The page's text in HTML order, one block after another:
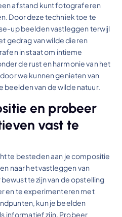
afstand kunt fotograferen
Door deze techniek toe te
up beelden vastleggen terwijl
gedrag van wilde dieren
in staat om intieme
de rust en harmonie van het
we kunnen genieten van
van de wilde natuur.
en probeer
vast te
te besteden aan je compositie
naar het vastleggen van
te zijn van de opstelling
en te experimenteren met
kun je beelden
informatief zijn. Probeer